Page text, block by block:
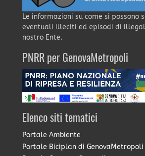
Le informazioni su come si possono
eventuali illeciti ed episodi di
nostro Ente.
PNRR per GenovaMetropoli
Elenco siti tematici
Portale Ambiente
Portale Biciplan di GenovaMetropoli